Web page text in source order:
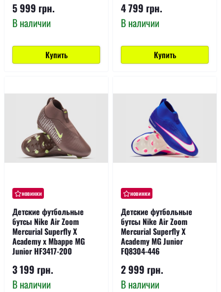
5 999 грн.
В наличии
Купить
4 799 грн.
В наличии
Купить
новинки
Детские футбольные
бутсы Nike Air Zoom
Mercurial Superfly X
Academy x Mbappe MG
Junior HF3417-200
3 199 грн.
В наличии
новинки
Детские футбольные
бутсы Nike Air Zoom
Mercurial Superfly X
Academy MG Junior
FQ8304-446
2 999 грн.
В наличии